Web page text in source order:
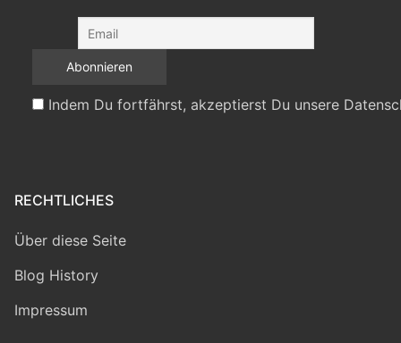
Indem Du fortfährst, akzeptierst Du unsere
RECHTLICHES
Über diese Seite
Blog History
Impressum